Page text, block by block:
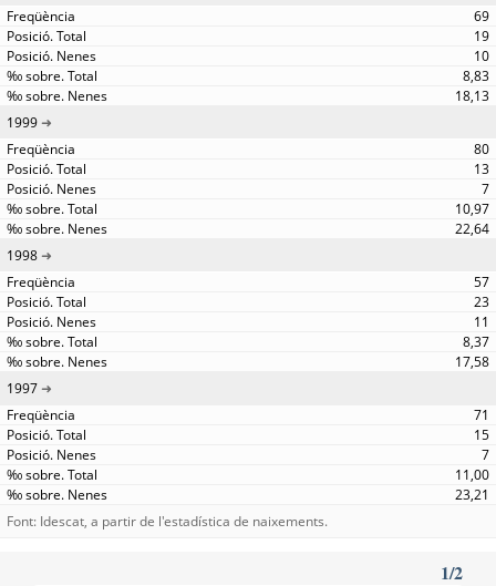
69
19
10
8,83
18,13
1999
80
13
7
10,97
22,64
1998
57
23
11
8,37
17,58
1997
71
15
7
11,00
23,21
Font: Idescat, a partir de l'estadística de naixements.